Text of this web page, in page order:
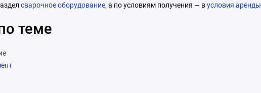
сварочное оборудование, а по условиям получения — вусловия аренды
теме